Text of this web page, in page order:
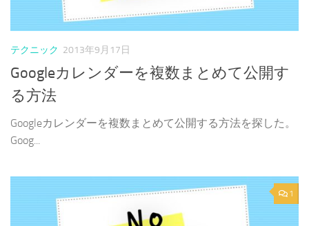
テクニック 2013年9月17日
Googleカレンダーを複数まとめて公開す
る方法
Googleカレンダーを複数まとめて公開する方法を探した。
Goog...
1